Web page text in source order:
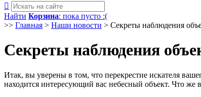

Найти Корзина: пока пусто :(
>> Главная > Наши новости > Cекреты наблюдения
Cекреты наблюдения
Итак, вы уверены в том, что перекрестие искателя
находится интересующий вас небесный объект. Что же